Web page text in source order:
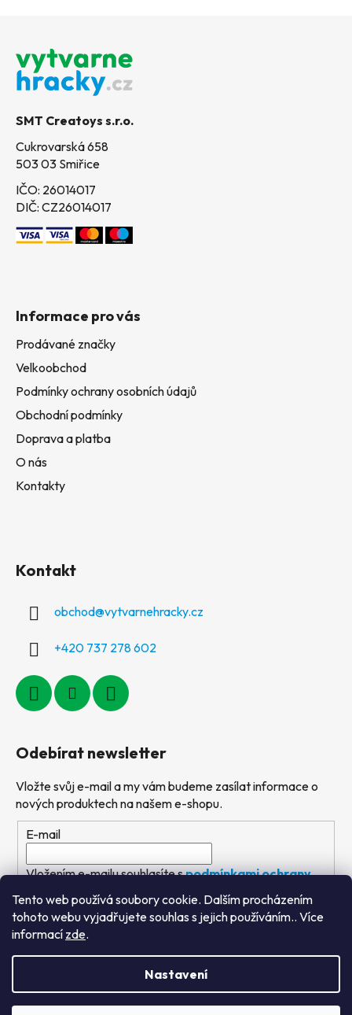
Tento web používá soubory cookie. Dalším procházením
tohoto webu vyjadřujete souhlas s jejich používáním.. Více
informací zde.
Nastavení
SMT Creatoys s.r.o.
Cukrovarská 658
503 03 Smiřice
IČO: 26014017
DIČ: CZ26014017
Informace pro vás
Prodávané značky
Velkoobchod
Podmínky ochrany osobních údajů
Obchodní podmínky
Doprava a platba
O nás
Kontakty
Kontakt
obchod@vytvarnehracky.cz
+420 737 278 602
Odebírat newsletter
Vložte svůj e-mail a my vám budeme zasílat informace o
nových produktech na našem e-shopu.
E-mail
Vložením e-mailu souhlasíte spodmínkami ochrany
osobních údajů
PŘIHLÁSIT SE